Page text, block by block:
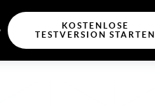
KOSTENLOSE
TESTVERSION STARTEN